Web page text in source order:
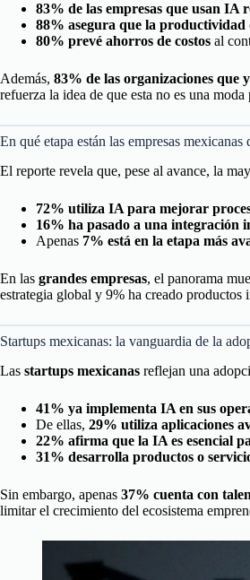
83% de las empresas que usan IA
88% asegura que la productividad
80% prevé ahorros de costos al
Además, 83% de las organizaciones que
refuerza la idea de que esta no es una
En qué etapa están las empresas
El reporte revela que, pese al avance, la
72% utiliza IA para mejorar
16% ha pasado a una integración
Apenas 7% está en la etapa más
En las grandes empresas, el panorama
estrategia global y 9% ha creado
Startups mexicanas: la vanguardia de la
Las startups mexicanas reflejan una
41% ya implementa IA en sus
De ellas, 29% utiliza aplicaciones
22% afirma que la IA es esencial
31% desarrolla productos o
Sin embargo, apenas 37% cuenta con
limitar el crecimiento del ecosistema